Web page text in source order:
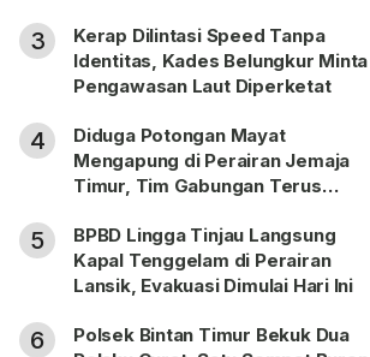
3
Kerap Dilintasi Speed Tanpa
Identitas, Kades Belungkur Minta
Pengawasan Laut Diperketat
4
Diduga Potongan Mayat
Mengapung di Perairan Jemaja
Timur, Tim Gabungan Terus
5
BPBD Lingga Tinjau Langsung
Kapal Tenggelam di Perairan
Lansik, Evakuasi Dimulai Hari Ini
6
Polsek Bintan Timur Bekuk Dua